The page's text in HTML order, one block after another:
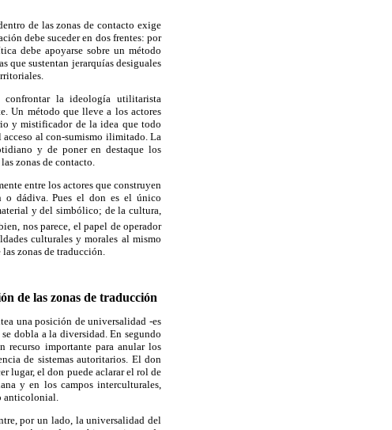
de las zonas de contacto exige
debe suceder en dos frentes: por
debe apoyarse sobre un método
que sustentan jerarquías desiguales
confrontar la ideología utilitarista
Un método que lleve a los actores
y mistificador de la idea que todo
acceso al con-sumismo ilimitado. La
y de poner en destaque los
zonas de contacto.
entre los actores que construyen
o dádiva. Pues el don es el único
y del simbólico; de la cultura,
nos parece, el papel de operador
culturales y morales al mismo
zonas de traducción.
de las zonas de traducción
una posición de universalidad -es
dobla a la diversidad. En segundo
recurso importante para anular los
de sistemas autoritarios. El don
lugar, el don puede aclarar el rol de
y en los campos interculturales,
anticolonial.
por un lado, la universalidad del